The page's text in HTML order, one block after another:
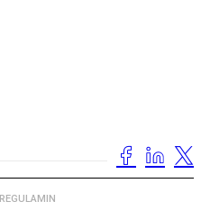
REGULAMIN